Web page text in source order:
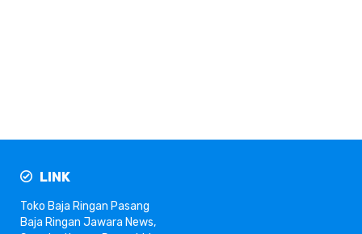
Baja RinganJawara News
Seputarti.com,Depost.id